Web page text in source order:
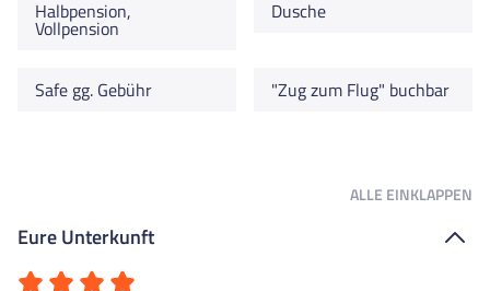
Halbpension,
Vollpension
Dusche
Safe gg. Gebühr "Zug zum Flug" buchbar
ALLE EINKLAPPEN
Eure Unterkunft